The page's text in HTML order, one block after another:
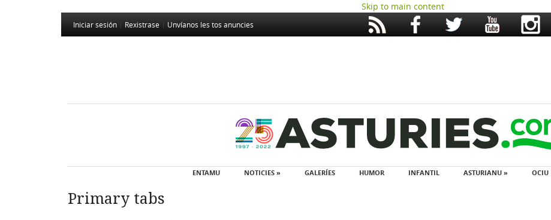
Skip to main content
Iniciar sesión Rexistrase Unvíanos les tos anuncies
ENTAMU NOTICIES » GALERÍES HUMOR INFANTIL ASTURIANU » OCIU
Primary tabs